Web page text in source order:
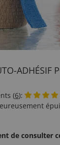
ADHÉSIF
(6):
de consulter